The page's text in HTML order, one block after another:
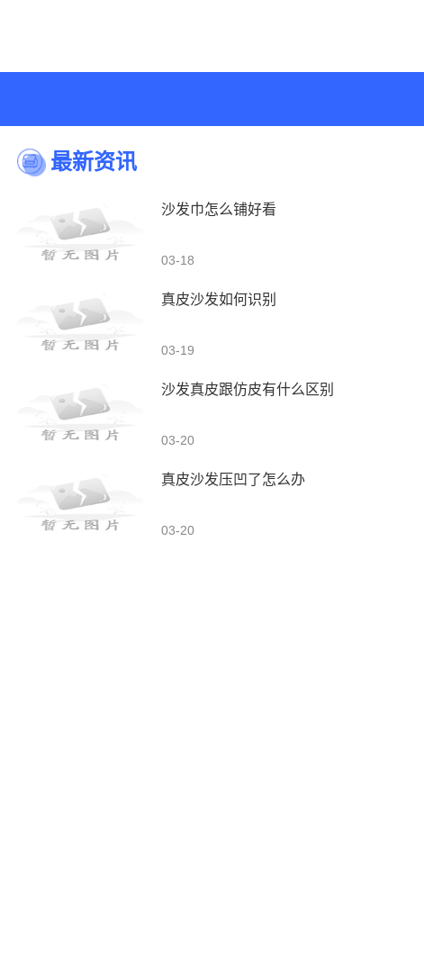
最新资讯
沙发巾怎么铺好看
03-18
真皮沙发如何识别
03-19
沙发真皮跟仿皮有什么区别
03-20
真皮沙发压凹了怎么办
03-20